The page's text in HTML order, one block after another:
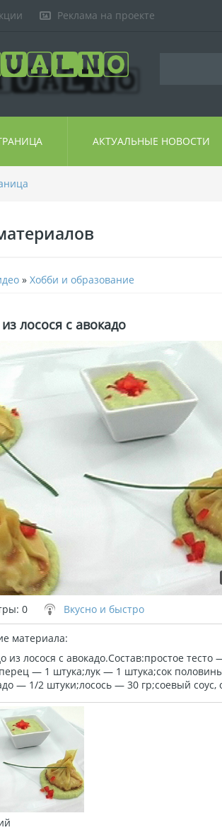
Реклама на проекте
АКТУАЛЬНЫЕ НОВОСТИ
» Хобби и образование
лосося с авокадо
: 0 Вкусно и быстро
материала:
из лосося с авокадо.Состав:простое
— 1 штука;лук — 1 штука;сок
— 1/2 штуки;лосось — 30 гр;соевый соус,